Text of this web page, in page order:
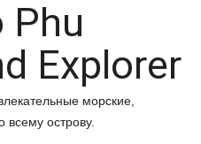
Phu
Explorer
морские,
всему острову.